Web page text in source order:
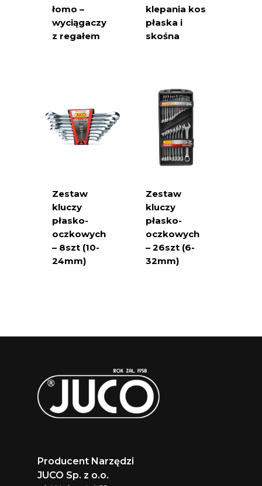
łomo –
wyciągaczy
z regałem
klepania kos
płaska i
skośna
Zestaw
kluczy
płasko-
oczkowych
– 8szt (10-
24mm)
Zestaw
kluczy
płasko-
oczkowych
– 26szt (6-
32mm)
Producent Narzędzi
JUCO Sp. z o.o.